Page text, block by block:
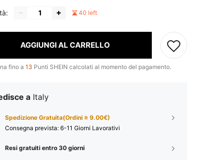
40 left
AGGIUNGI AL CARRELLO
fino a 13 Punti SHEIN calcolati al momento del pagamento.
a Italy
Spedizione Gratuita(Ordini ≥ 9.00€)
Consegna prevista: 6-11 Giorni Lavorativi
Resi gratuiti entro 30 giorni